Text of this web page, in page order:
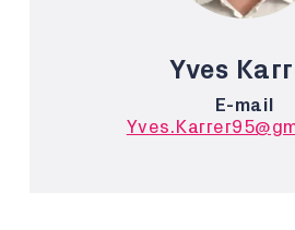
Yves
E-mail